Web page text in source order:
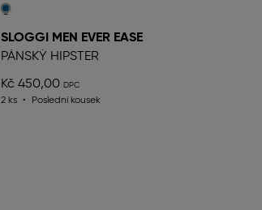
SLOGGI MEN EVER EASE
PÁNSKÝ HIPSTER
Kč 450,00
2 ks Poslední kousek